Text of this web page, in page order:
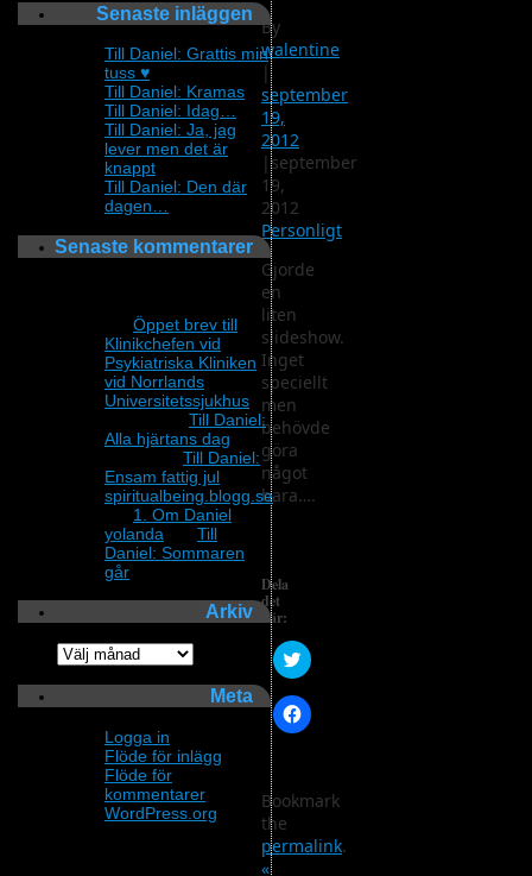
By
walentine
|
september
19,
2012
| september
19,
2012
Personligt
Gjorde
en
liten
slideshow.
Inget
speciellt
men
behövde
göra
något
bara….
Dela
det
här:
Klicka
för
dela
på
Twitter
nytt
fönster)
Klicka
för
(Öppnas
ett
nytt
Bookmark
the
permalink.
«
Senaste inläggen
Till Daniel: Grattis min
tuss ♥
Till Daniel: Kramas
Till Daniel: Idag…
Till Daniel: Ja, jag
lever men det är
knappt
Till Daniel: Den där
dagen…
Senaste kommentarer
Öppet brev till
Klinikchefen vid
Psykiatriska Kliniken
vid Norrlands
Universitetssjukhus
Till Daniel:
Alla hjärtans dag
Till Daniel:
Ensam fattig jul
spiritualbeing.blogg.se
1. Om Daniel
yolanda
Till
Daniel: Sommaren
går
Arkiv
Arkiv
Meta
Logga in
Flöde för inlägg
Flöde för
kommentarer
WordPress.org